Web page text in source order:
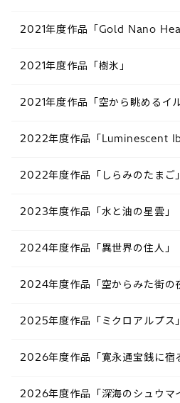
2021年度作品「Gold Nano
2021年度作品「樹氷」
2021年度作品「空から眺めるイ
2022年度作品「Luminescent
2022年度作品「しらみのたまご​」
2023年度作品「水と油の星雲​」
2024年度作品「異世界の住人​」
2024年度作品「空からみた街の
2025年度作品「ミクロアルプス​」
2026年度作品「寛永通宝銭に宿
2026年度作品「深海のシュウマ